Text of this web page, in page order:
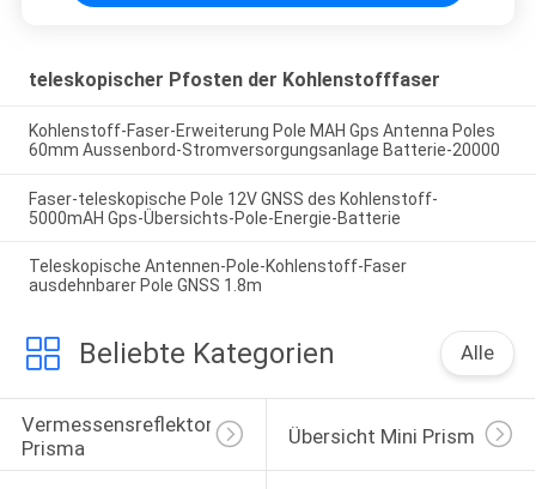
teleskopischer Pfosten der Kohlenstofffaser
Kohlenstoff-Faser-Erweiterung Pole MAH Gps Antenna Poles
60mm Aussenbord-Stromversorgungsanlage Batterie-20000
Faser-teleskopische Pole 12V GNSS des Kohlenstoff-
5000mAH Gps-Übersichts-Pole-Energie-Batterie
Teleskopische Antennen-Pole-Kohlenstoff-Faser
ausdehnbarer Pole GNSS 1.8m
Beliebte Kategorien Alle
Vermessensreflektor-
Prisma
Übersicht Mini Prism